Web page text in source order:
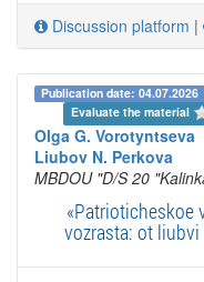
Discussion platform |
Publication date: 04.07.2026
Evaluate the material
Olga G. Vorotyntseva
Liubov N. Perkova
MBDOU "D/S 20
«Patrioticheskoe
vozrasta: ot